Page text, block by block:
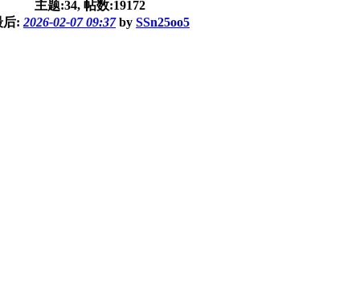
主题:34, 帖数:19172
后: 2026-02-07 09:37by SSn25oo5